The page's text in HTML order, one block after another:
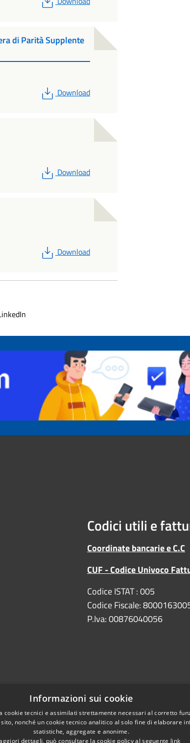
di Parità Supplente
PDF
Download
PDF
Download
PDF
Download
Codici utili e
Coordinate bancarie e C.C
CUF - Codice Univoco
Codice ISTAT : 005
Codice Fiscale:
P.Iva: 00876040056
DPO/RPD
Informazioni sui cookie
cookie tecnici e assimilati strettamente necessari al corretto
nonché un cookie tecnico analitico al solo fine di elaborare
statistiche, aggregate e anonime.
dettagli, può consultare la cookie policy al seguente link